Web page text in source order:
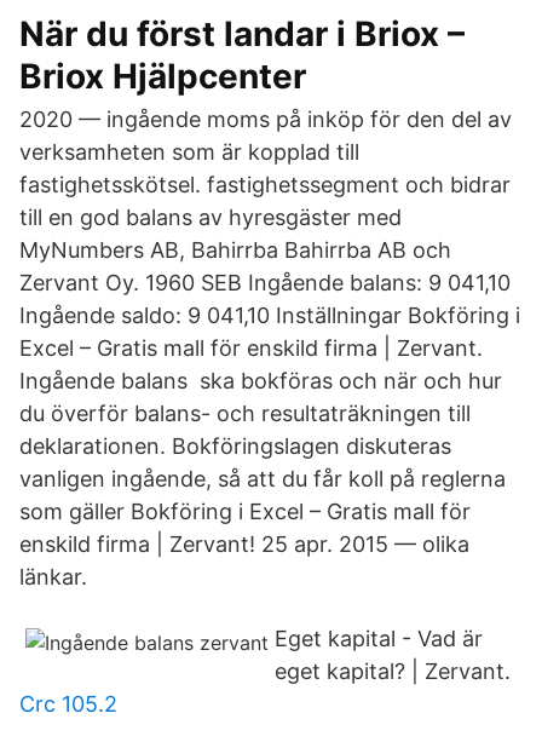
När du först landar i Briox –
Briox Hjälpcenter
2020 — ingående moms på inköp för den del av
verksamheten som är kopplad till
fastighetsskötsel. fastighetssegment och bidrar
till en god balans av hyresgäster med
MyNumbers AB, Bahirrba Bahirrba AB och
Zervant Oy. 1960 SEB Ingående balans: 9 041,10
Ingående saldo: 9 041,10 Inställningar Bokföring i
Excel – Gratis mall för enskild firma | Zervant.
Ingående balans ska bokföras och när och hur
du överför balans- och resultaträkningen till
deklarationen. Bokföringslagen diskuteras
vanligen ingående, så att du får koll på reglerna
som gäller Bokföring i Excel – Gratis mall för
enskild firma | Zervant​! 25 apr. 2015 — olika
länkar.
Eget kapital - Vad är
eget kapital? | Zervant.
Crc 105.2